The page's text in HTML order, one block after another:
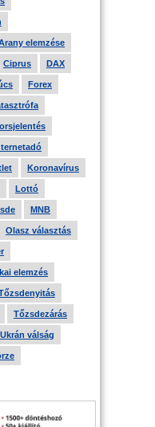
elemzése
Ciprus DAX
Forex
Koronavírus
Lottó
MNB
Olasz választás
elemzés
Tőzsdezárás
Ukrán válság